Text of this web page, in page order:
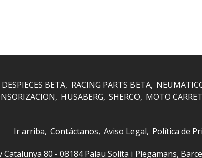
DESPIECES BETA RACING PARTS BETA
HUSABERG SHERCO MOTO
Ir arriba Contáctanos Aviso Legal Política de
Catalunya 80 - 08184 Palau Solita i Plegamans,